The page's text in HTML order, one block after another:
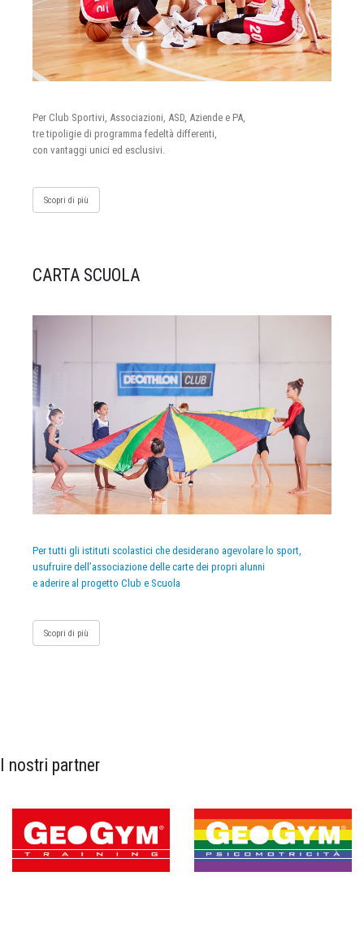
Per Club Sportivi, Associazioni, ASD, Aziende e PA,
tre tipoligie di programma fedeltà differenti,
con vantaggi unici ed esclusivi.
Scopri di più
CARTA SCUOLA
Per tutti gli istituti scolastici che desiderano agevolare lo sport,
usufruire dell’associazione delle carte dei propri alunni
e aderire al progetto Club e Scuola
Scopri di più
I nostri partner